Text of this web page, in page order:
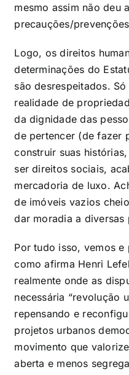
mesmo assim não deu
precauções/
Logo, os direitos
determinações do
são desrespeitados.
realidade de
da dignidade das
de pertencer (de fazer
construir suas
ser direitos sociais,
mercadoria de luxo.
de imóveis vazios
dar moradia a diversas
Por tudo isso, vemos
como afirma Henri
realmente onde as
necessária “revolução
repensando e
projetos urbanos
movimento que
aberta e menos